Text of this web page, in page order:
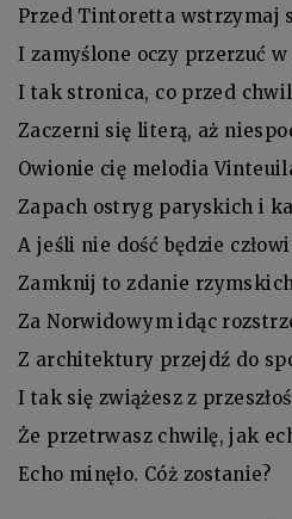
Przed Tintoretta wstrzymaj
I zamyślone oczy przerzuć
I tak stronica, co przed
Zaczerni się literą, aż
Owionie cię melodia
Zapach ostryg paryskich i
A jeśli nie dość będzie
Zamknij to zdanie rzymskich
Za Norwidowym idąc
Z architektury przejdź do
I tak się zwiążesz z
Że przetrwasz chwilę, jak
Echo minęło. Cóż zostanie?